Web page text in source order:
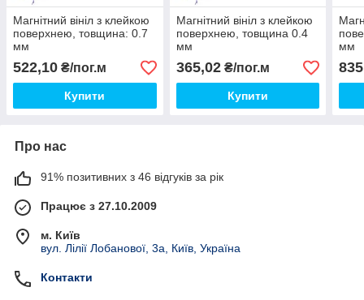
Магнітний вініл з клейкою
поверхнею, товщина: 0.7
мм
522,10 ₴/пог.м
Купити
Магнітний вініл з клейкою
поверхнею, товщина 0.4
мм
365,02₴/пог.м
Купити
мм
Про нас
91% позитивних з 46 відгуків за рік
Працює з 27.10.2009
м. Київ
вул. Лілії Лобанової, 3а, Київ, Україна
Контакти